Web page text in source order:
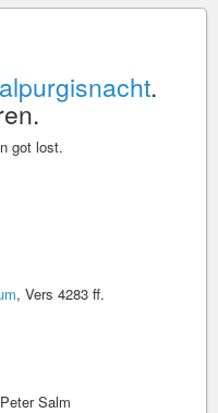
.
got lost.
, Vers 4283 ff.
Salm